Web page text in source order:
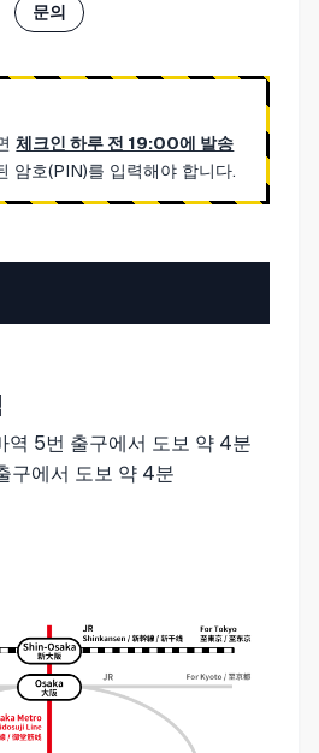
문의
체크인 하루 전 19:00에 발송
암호(PIN)를 입력해야 합니다.
5번 출구에서 도보 약 4분
구에서 도보 약 4분